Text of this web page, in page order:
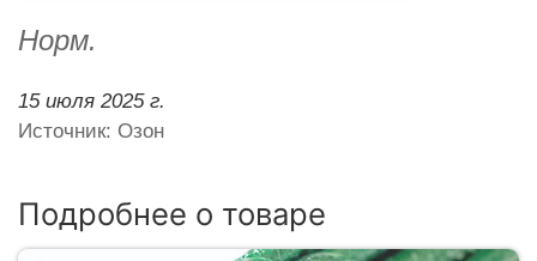
Норм.
15 июля 2025 г.
Источник: Озон
Подробнее о товаре